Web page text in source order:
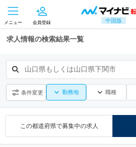
中国版
メニュー 会員登録
求人情報の検索結果一覧
山口県もしくは山口県下関市
条件変更 勤務地 職種
この都道府県で募集中の求人